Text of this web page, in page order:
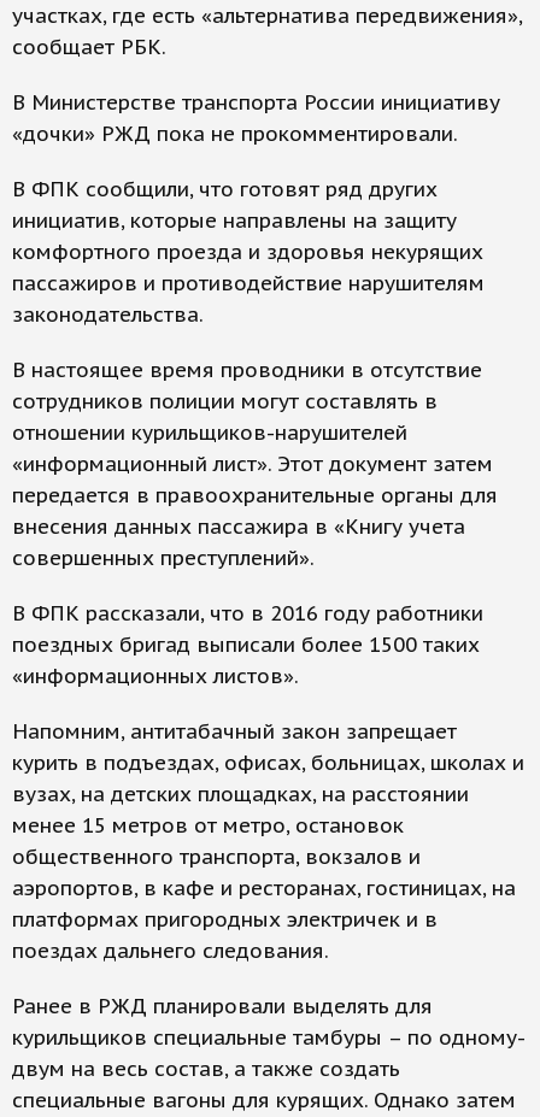
участках, где есть «альтернатива передвижения»,
сообщает РБК.
В Министерстве транспорта России инициативу
«дочки» РЖД пока не прокомментировали.
В ФПК сообщили, что готовят ряд других
инициатив, которые направлены на защиту
комфортного проезда и здоровья некурящих
пассажиров и противодействие нарушителям
законодательства.
В настоящее время проводники в отсутствие
сотрудников полиции могут составлять в
отношении курильщиков-нарушителей
«информационный лист». Этот документ затем
передается в правоохранительные органы для
внесения данных пассажира в «Книгу учета
совершенных преступлений».
В ФПК рассказали, что в 2016 году работники
поездных бригад выписали более 1500 таких
«информационных листов».
Напомним, антитабачный закон запрещает
курить в подъездах, офисах, больницах, школах и
вузах, на детских площадках, на расстоянии
менее 15 метров от метро, остановок
общественного транспорта, вокзалов и
аэропортов, в кафе и ресторанах, гостиницах, на
платформах пригородных электричек и в
поездах дальнего следования.
Ранее в РЖД планировали выделять для
курильщиков специальные тамбуры – по одному-
двум на весь состав, а также создать
специальные вагоны для курящих. Однако затем